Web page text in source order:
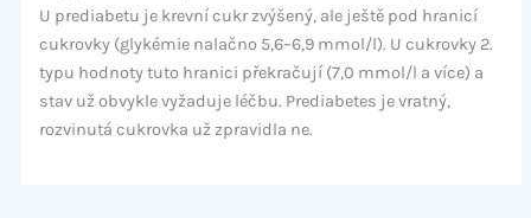
U prediabetu je krevní cukr zvýšený, ale ještě pod hranicí
cukrovky (glykémie nalačno 5,6–6,9 mmol/l). U cukrovky 2.
typu hodnoty tuto hranici překračují (7,0 mmol/l a více) a
stav už obvykle vyžaduje léčbu. Prediabetes je vratný,
rozvinutá cukrovka už zpravidla ne.